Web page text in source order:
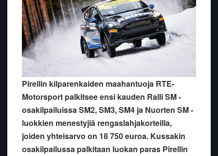
Pirellin kilparenkaiden maahantuoja RTE-
Motorsport palkitsee ensi kauden Ralli SM -
osakilpailuissa SM2, SM3, SM4 ja Nuorten SM -
luokkien menestyjiä rengaslahjakorteilla,
joiden yhteisarvo on 18 750 euroa. Kussakin
osakilpailussa palkitaan luokan paras Pirellin